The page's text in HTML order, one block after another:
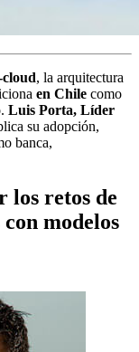
, la arquitectura
en Chile como
Luis Porta, Líder
su adopción,
banca,
los retos de
modelos